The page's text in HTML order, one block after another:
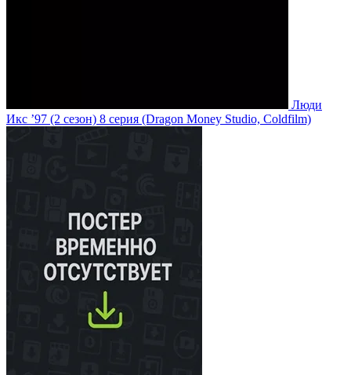
Люди
Икс ’97 (2 сезон) 8 серия (Dragon Money Studio, Coldfilm)